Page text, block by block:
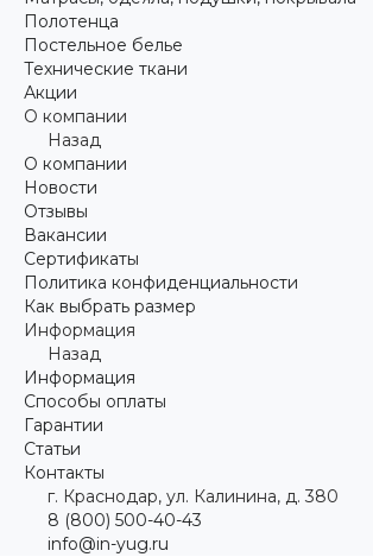
Полотенца
Постельное белье
Технические ткани
Акции
О компании
Назад
О компании
Новости
Отзывы
Вакансии
Сертификаты
Политика конфиденциальности
Как выбрать размер
Информация
Назад
Информация
Способы оплаты
Гарантии
Статьи
Контакты
г. Краснодар, ул. Калинина, д. 380
8 (800) 500-40-43
info@in-yug.ru